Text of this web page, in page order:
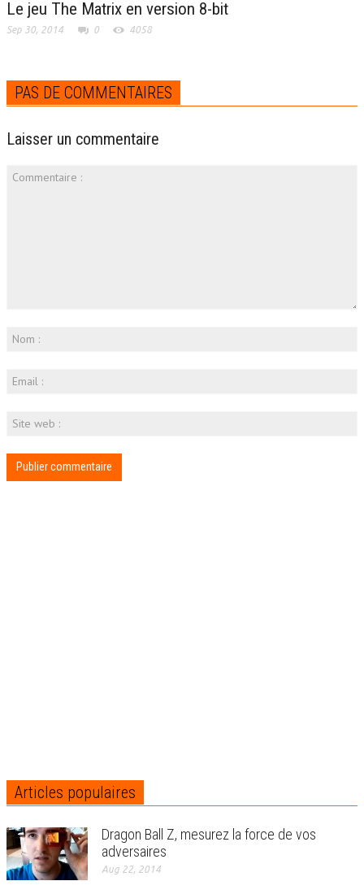
Le jeu The Matrix en version 8-bit
Sep 30, 2014 0 4058
PAS DE COMMENTAIRES
Laisser un commentaire
Articles populaires
Dragon Ball Z, mesurez la force de vos
adversaires
Aug 22, 2014